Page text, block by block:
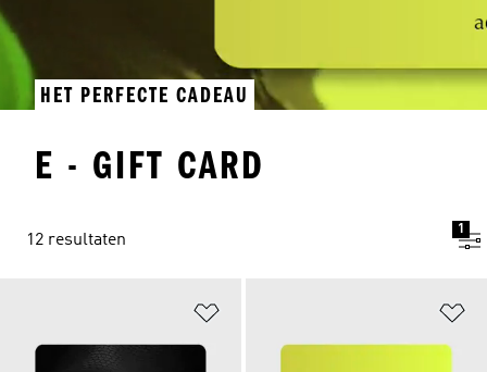
HET PERFECTE CADEAU
E - GIFT CARD
12 resultaten
1